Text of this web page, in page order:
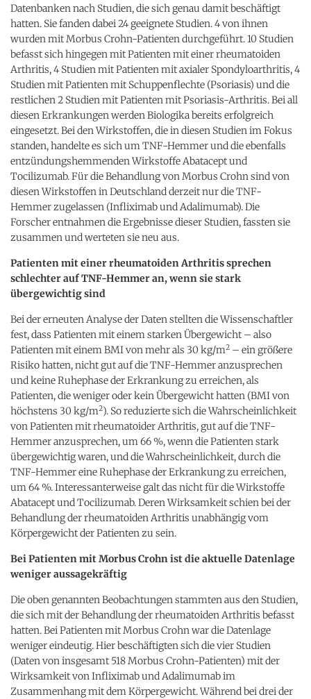
Datenbanken nach Studien, die sich genau damit beschäftigt
hatten. Sie fanden dabei 24 geeignete Studien. 4 von ihnen
wurden mit Morbus Crohn-Patienten durchgeführt. 10 Studien
befasst sich hingegen mit Patienten mit einer rheumatoiden
Arthritis, 4 Studien mit Patienten mit axialer Spondyloarthritis, 4
Studien mit Patienten mit Schuppenflechte (Psoriasis) und die
restlichen 2 Studien mit Patienten mit Psoriasis-Arthritis. Bei all
diesen Erkrankungen werden Biologika bereits erfolgreich
eingesetzt. Bei den Wirkstoffen, die in diesen Studien im Fokus
standen, handelte es sich um TNF-Hemmer und die ebenfalls
entzündungshemmenden Wirkstoffe Abatacept und
Tocilizumab. Für die Behandlung von Morbus Crohn sind von
diesen Wirkstoffen in Deutschland derzeit nur die TNF-
Hemmer zugelassen (Infliximab und Adalimumab). Die
Forscher entnahmen die Ergebnisse dieser Studien, fassten sie
zusammen und werteten sie neu aus.
Patienten mit einer rheumatoiden Arthritis sprechen
schlechter auf TNF-Hemmer an, wenn sie stark
übergewichtig sind
Bei der erneuten Analyse der Daten stellten die Wissenschaftler
fest, dass Patienten mit einem starken Übergewicht – also
Patienten mit einem BMI von mehr als 30 kg/m2 – ein größere
Risiko hatten, nicht gut auf die TNF-Hemmer anzusprechen
und keine Ruhephase der Erkrankung zu erreichen, als
Patienten, die weniger oder kein Übergewicht hatten (BMI von
höchstens 30 kg/m2). So reduzierte sich die Wahrscheinlichkeit
von Patienten mit rheumatoider Arthritis, gut auf die TNF-
Hemmer anzusprechen, um 66 %, wenn die Patienten stark
übergewichtig waren, und die Wahrscheinlichkeit, durch die
TNF-Hemmer eine Ruhephase der Erkrankung zu erreichen,
um 64 %. Interessanterweise galt das nicht für die Wirkstoffe
Abatacept und Tocilizumab. Deren Wirksamkeit schien bei der
Behandlung der rheumatoiden Arthritis unabhängig vom
Körpergewicht der Patienten zu sein.
Bei Patienten mit Morbus Crohn ist die aktuelle Datenlage
weniger aussagekräftig
Die oben genannten Beobachtungen stammten aus den Studien,
die sich mit der Behandlung der rheumatoiden Arthritis befasst
hatten. Bei Patienten mit Morbus Crohn war die Datenlage
weniger eindeutig. Hier beschäftigten sich die vier Studien
(Daten von insgesamt 518 Morbus Crohn-Patienten) mit der
Wirksamkeit von Infliximab und Adalimumab im
Zusammenhang mit dem Körpergewicht. Während bei drei der